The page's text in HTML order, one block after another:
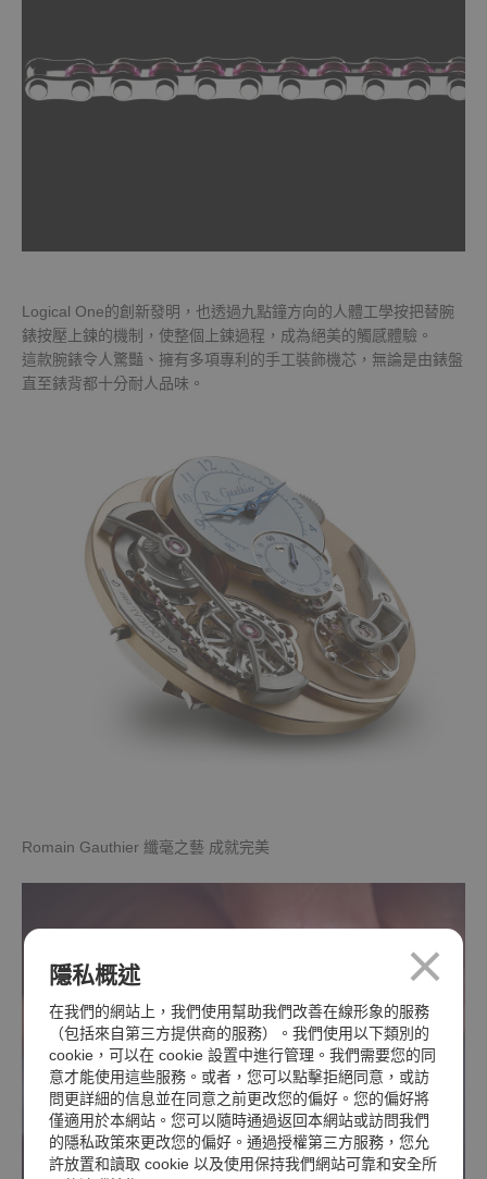
Logical One的創新發明，也透過九點鐘方向的人體工學按把替腕
錶按壓上鍊的機制，使整個上鍊過程，成為絕美的觸感體驗。
這款腕錶令人驚豔、擁有多項專利的手工裝飾機芯，無論是由錶盤
直至錶背都十分耐人品味。
Romain Gauthier 纖毫之藝 成就完美
隱私概述
在我們的網站上，我們使用幫助我們改善在線形象的服務
（包括來自第三方提供商的服務）。我們使用以下類別的
cookie，可以在 cookie 設置中進行管理。我們需要您的同
意才能使用這些服務。或者，您可以點擊拒絕同意，或訪
問更詳細的信息並在同意之前更改您的偏好。您的偏好將
僅適用於本網站。您可以隨時通過返回本網站或訪問我們
的隱私政策來更改您的偏好。通過授權第三方服務，您允
許放置和讀取 cookie 以及使用保持我們網站可靠和安全所